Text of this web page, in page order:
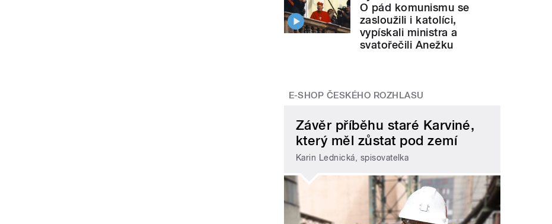
O pád komunismu se
zasloužili i katolíci,
vypískali ministra a
svatořečili Anežku
E-SHOP ČESKÉHO ROZHLASU
Závěr příběhu staré Karviné,
který měl zůstat pod zemí
Karin Lednická, spisovatelka